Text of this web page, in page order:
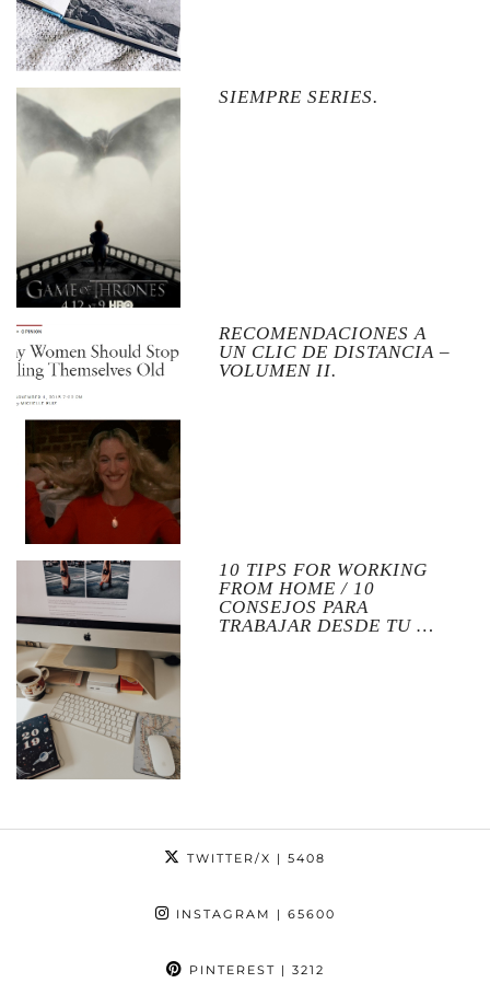
SIEMPRE SERIES.
RECOMENDACIONES A
UN CLIC DE DISTANCIA –
VOLUMEN II.
10 TIPS FOR WORKING
FROM HOME / 10
CONSEJOS PARA
TRABAJAR DESDE TU …
TWITTER/X | 5408
INSTAGRAM | 65600
PINTEREST | 3212